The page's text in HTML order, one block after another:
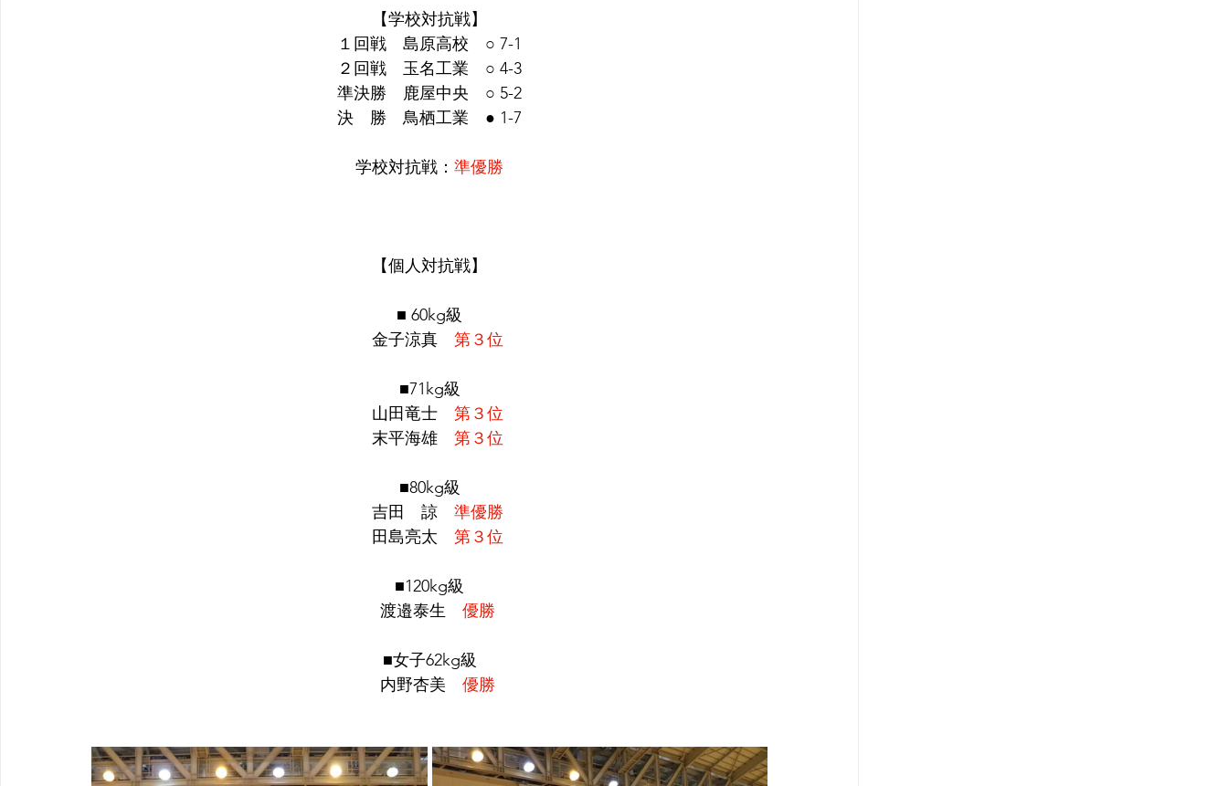
【学校対抗戦】
１回戦　島原高校　○ 7-1
２回戦　玉名工業　○ 4-3
準決勝　鹿屋中央　○ 5-2
決　勝　鳥栖工業　● 1-7
学校対抗戦： 準優勝
【個人対抗戦】
■ 60kg級
金子涼真 第３位
■71kg級
山田竜士 第３位
末平海雄 第３位
■80kg級
吉田　諒 準優勝
田島亮太 第３位
■120kg級
渡邉泰生 優勝
■女子62kg級
内野杏美 優勝